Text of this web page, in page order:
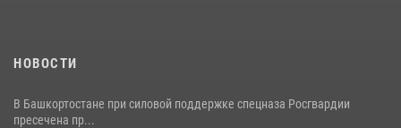
НОВОСТИ
В Башкортостане при силовой поддержке спецназа Росгвардии
пресечена пр...